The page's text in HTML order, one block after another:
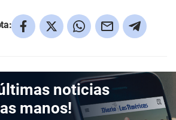
noticias
manos!